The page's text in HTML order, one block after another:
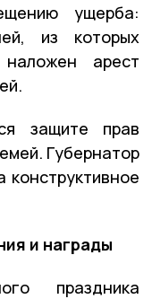
ущерба:
из которых
арест
защите прав
Губернатор
конструктивное
и награды
праздника